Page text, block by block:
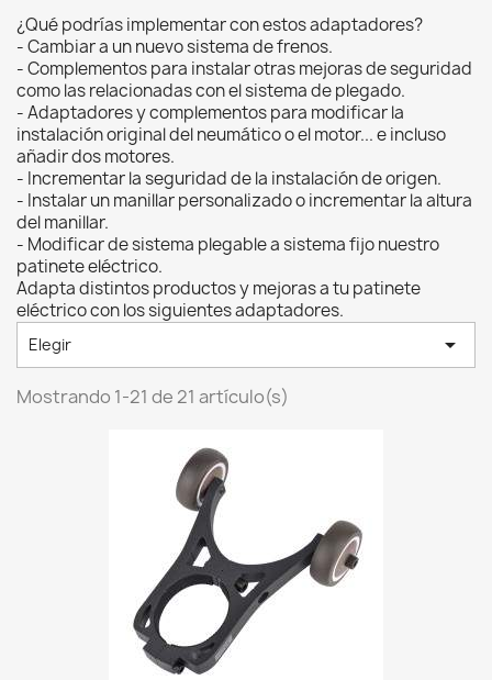
¿Qué podrías implementar con estos adaptadores?
- Cambiar a un nuevo sistema de frenos.
- Complementos para instalar otras mejoras de seguridad
como las relacionadas con el sistema de plegado.
- Adaptadores y complementos para modificar la
instalación original del neumático o el motor... e incluso
añadir dos motores.
- Incrementar la seguridad de la instalación de origen.
- Instalar un manillar personalizado o incrementar la altura
del manillar.
- Modificar de sistema plegable a sistema fijo nuestro
patinete eléctrico.
Adapta distintos productos y mejoras a tu patinete
eléctrico con los siguientes adaptadores.
Elegir 
Mostrando 1-21 de 21 artículo(s)